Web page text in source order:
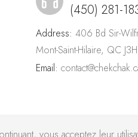
(450) 281-
Address: 406 Bd Sir-
Mont-Saint-Hilaire, QC
Email: